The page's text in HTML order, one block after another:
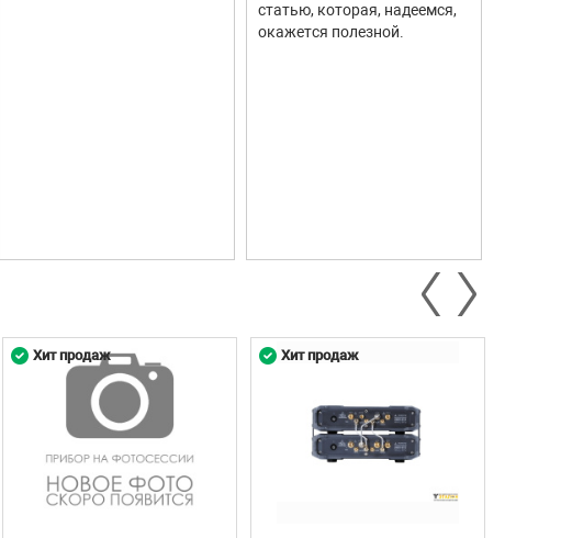
статью, которая, надеемся,
окажется полезной.
Хит продаж Хит продаж